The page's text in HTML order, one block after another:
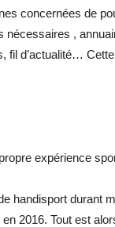
concernées de
nécessaires ,
fil d’actualité…
expérience
handisport durant
2016. Tout est